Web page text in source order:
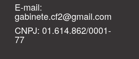
E-mail:
gabinete.cf2@gmail.com
CNPJ: 01.614.862/0001-
77